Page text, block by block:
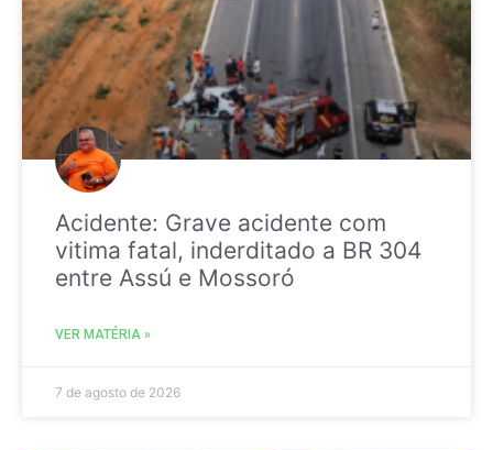
Acidente: Grave acidente com
vitima fatal, inderditado a BR 304
entre Assú e Mossoró
VER MATÉRIA »
7 de agosto de 2026